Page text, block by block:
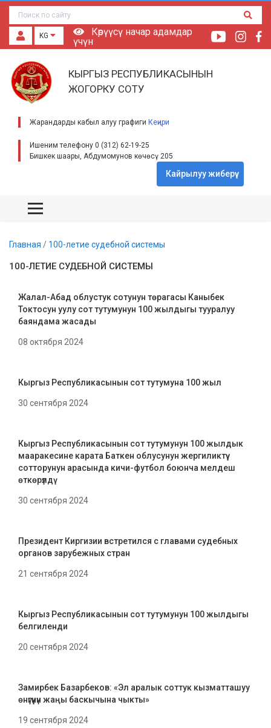
KG
Көрүүсү начар адамдар
үчүн
КЫРГЫЗ РЕСПУБЛИКАСЫНЫН
ЖОГОРКУ СОТУ
Жарандарды кабыл алуу графиги Кеңири
Ишеним телефону 0 (312) 62-19-25
Бишкек шаары, Абдумомунов көчөсү 205
Кайрылуу жиберүү
Главная / 100-летие судебной системы
100-ЛЕТИЕ СУДЕБНОЙ СИСТЕМЫ
Жалал-Абад облустук сотунун төрагасы Каныбек
Токтосун уулу сот тутумунун 100 жылдыгы тууралуу
баяндама жасады
08 октября 2024
Кыргыз Республикасынын сот тутумуна 100 жыл
30 сентября 2024
Кыргыз Республикасынын сот тутумунун 100 жылдык
мааракесине карата Баткен облусунун жергиликтүү
сотторунун арасында кичи-футбол боюнча мелдеш
өткөрүлдү
30 сентября 2024
Президент Киргизии встретился с главами судебных
органов зарубежных стран
21 сентября 2024
Кыргыз Республикасынын сот тутумунун 100 жылдыгы
белгиленди
20 сентября 2024
Замирбек Базарбеков: «Эл аралык соттук кызматташуу
өнүгүүнүн жаңы баскычына чыкты»
19 сентября 2024